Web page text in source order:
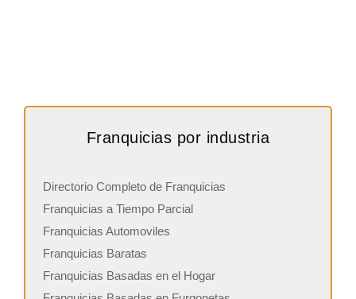
Franquicias por industria
Directorio Completo de Franquicias
Franquicias a Tiempo Parcial
Franquicias Automoviles
Franquicias Baratas
Franquicias Basadas en el Hogar